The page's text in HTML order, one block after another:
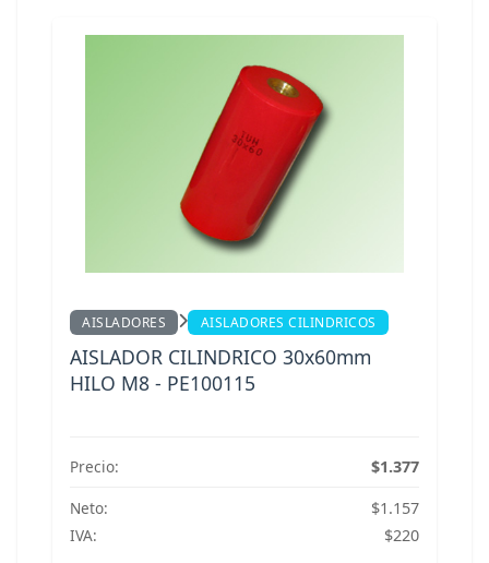
AISLADORES AISLADORES CILINDRICOS
AISLADOR CILINDRICO 30x60mm
HILO M8 - PE100115
Precio:
$1.377
Neto:
$1.157
IVA:
$220